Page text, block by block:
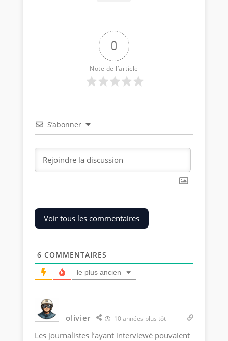
0
Note de l’article
S’abonner
Voir tous les commentaires
6 COMMENTAIRES
le plus ancien
olivier 10 années plus tôt
Les journalistes l’ayant interviewé pouvaient